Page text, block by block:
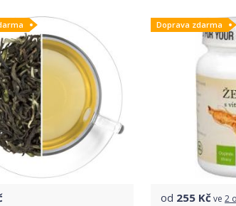
Doprava zdarma
od 255 Kčve 2